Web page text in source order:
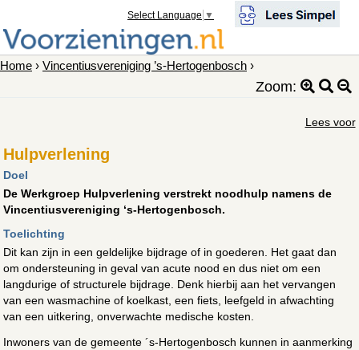
Select Language ▼
Home › Vincentiusvereniging ’s-Hertogenbosch ›
Zoom:
Lees voor
Hulpverlening
Doel
De Werkgroep Hulpverlening verstrekt noodhulp namens de
Vincentiusvereniging ‘s-Hertogenbosch.
Toelichting
Dit kan zijn in een geldelijke bijdrage of in goederen. Het gaat dan
om ondersteuning in geval van acute nood en dus niet om een
langdurige of structurele bijdrage. Denk hierbij aan het vervangen
van een wasmachine of koelkast, een fiets, leefgeld in afwachting
van een uitkering, onverwachte medische kosten.
Inwoners van de gemeente ´s-Hertogenbosch kunnen in aanmerking